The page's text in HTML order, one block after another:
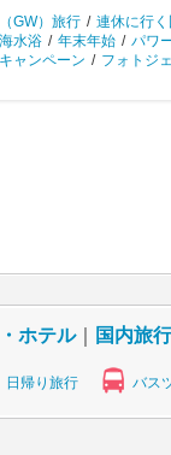
GW）旅行 / 連休に行
海水浴 / 年末年始 / パワ
ャンペーン / フォトジ
ホテル｜ 国内旅行
日帰り旅行 バス